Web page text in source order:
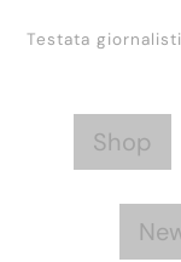
Testata
Shop